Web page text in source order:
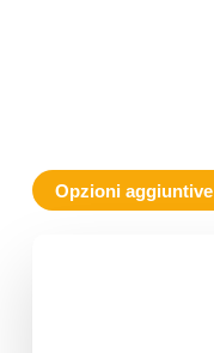
Opzioni aggiuntive